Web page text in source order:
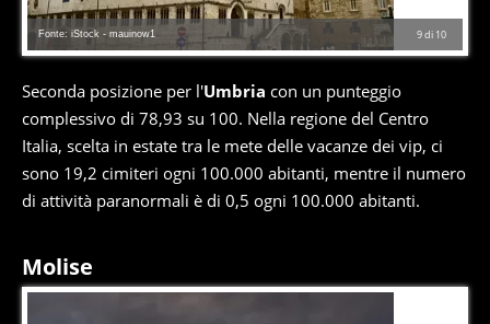
9di 10
Fonte: iStock - mauinow1
Seconda posizione per l'Umbria con un punteggio
complessivo di 78,93 su 100. Nella regione del Centro
Italia, scelta in estate tra le mete delle vacanze dei vip, ci
sono 19,2 cimiteri ogni 100.000 abitanti, mentre il numero
di attività paranormali è di 0,5 ogni 100.000 abitanti.
Molise